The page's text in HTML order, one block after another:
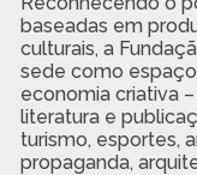
baseadas em
culturais, a
sede como
economia criativa
literatura e
turismo, esportes,
propaganda,